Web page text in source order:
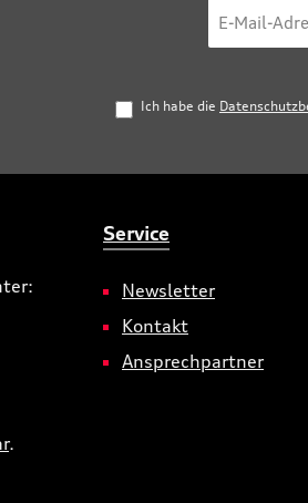
Mail-
Ich habe die
.
Service
Newsletter
Kontakt
Ansprechpartner